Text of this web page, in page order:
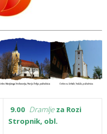
9.00 Dramlje za Rozi
Stropnik, obl.